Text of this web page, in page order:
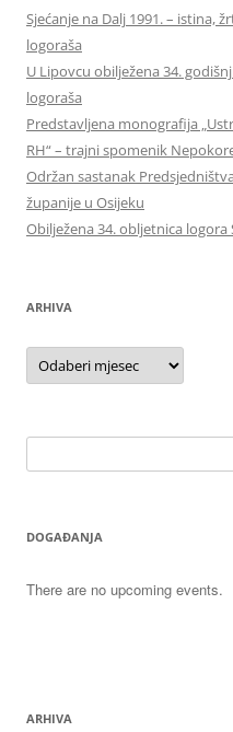
Sjećanje na Dalj 1991. – istina,
logoraša
U Lipovcu obilježena 34.
logoraša
Predstavljena monografija
RH“ – trajni spomenik
Održan sastanak
županije u Osijeku
Obilježena 34. obljetnica logora
ARHIVA
Arhiva
DOGAĐANJA
There are no upcoming events.
ARHIVA